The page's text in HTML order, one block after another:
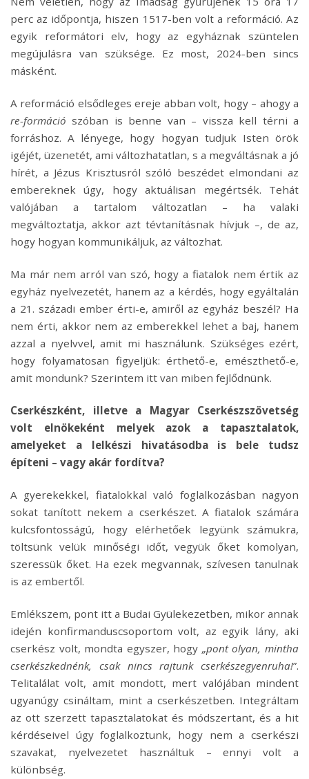
perc az időpontja, hiszen 1517-ben volt a reformáció. Az
egyik reformátori elv, hogy az egyháznak szüntelen
megújulásra van szüksége. Ez most, 2024-ben sincs
másként.
A reformáció elsődleges ereje abban volt, hogy – ahogy a
re-formáció szóban is benne van – vissza kell térni a
forráshoz. A lényege, hogy hogyan tudjuk Isten örök
igéjét, üzenetét, ami változhatatlan, s a megváltásnak a jó
hírét, a Jézus Krisztusról szóló beszédet elmondani az
embereknek úgy, hogy aktuálisan megértsék. Tehát
valójában a tartalom változatlan – ha valaki
megváltoztatja, akkor azt tévtanításnak hívjuk –, de az,
hogy hogyan kommunikáljuk, az változhat.
Ma már nem arról van szó, hogy a fiatalok nem értik az
egyház nyelvezetét, hanem az a kérdés, hogy egyáltalán
a 21. századi ember érti-e, amiről az egyház beszél? Ha
nem érti, akkor nem az emberekkel lehet a baj, hanem
azzal a nyelvvel, amit mi használunk. Szükséges ezért,
hogy folyamatosan figyeljük: érthető-e, emészthető-e,
amit mondunk? Szerintem itt van miben fejlődnünk.
Cserkészként, illetve a Magyar Cserkészszövetség
volt elnökeként melyek azok a tapasztalatok,
amelyeket a lelkészi hivatásodba is bele tudsz
építeni – vagy akár fordítva?
A gyerekekkel, fiatalokkal való foglalkozásban nagyon
sokat tanított nekem a cserkészet. A fiatalok számára
kulcsfontosságú, hogy elérhetőek legyünk számukra,
töltsünk velük minőségi időt, vegyük őket komolyan,
szeressük őket. Ha ezek megvannak, szívesen tanulnak
is az embertől.
Emlékszem, pont itt a Budai Gyülekezetben, mikor annak
idején konfirmanduscsoportom volt, az egyik lány, aki
cserkész volt, mondta egyszer, hogy „pont olyan, mintha
cserkészkednénk, csak nincs rajtunk cserkészegyenruha!”.
Telitalálat volt, amit mondott, mert valójában mindent
ugyanúgy csináltam, mint a cserkészetben. Integráltam
az ott szerzett tapasztalatokat és módszertant, és a hit
kérdéseivel úgy foglalkoztunk, hogy nem a cserkészi
szavakat, nyelvezetet használtuk – ennyi volt a
különbség.